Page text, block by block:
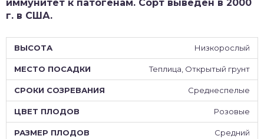
иммунитет к патогенам. Сорт выведен в 2000
г. в США.
Низкорослый
Теплица, Открытый грунт
Среднеспелые
Розовые
Средний